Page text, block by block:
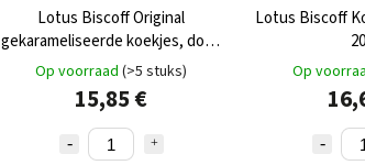
Lotus Biscoff Original
gekarameliseerde koekjes, doos
van 200 g, 10 stuks.
Op voorraad (>5 stuks)
15,85 €
Lotus Biscoff
Op